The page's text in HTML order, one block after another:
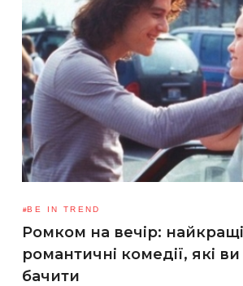
BE IN TREND
Ромком на вечір: найкращі
романтичні комедії, які
бачити